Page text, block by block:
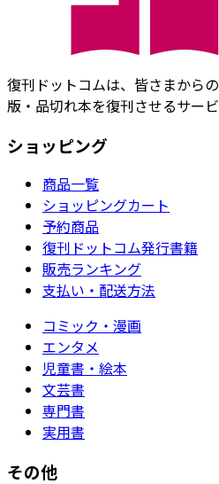
復刊ドットコムは、皆さまから
版・品切れ本を復刊させるサービ
ショッピング
商品一覧
ショッピングカート
予約商品
復刊ドットコム発行書籍
販売ランキング
支払い・配送方法
コミック・漫画
エンタメ
児童書・絵本
文芸書
専門書
実用書
その他